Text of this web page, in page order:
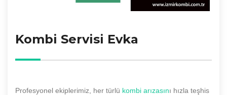
Kombi Servisi Evka
Profesyonel ekiplerimiz, her türlü kombi arızasını hızla teşhis